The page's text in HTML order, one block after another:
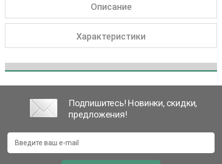
Описание
Характеристики
Подпишитесь! Новинки, скидки,
предложения!